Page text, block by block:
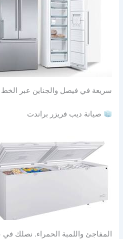
سريعة في فيصل والجناين عبر
صيانة ديب فريزر براندت
المفاجئ واللمبة الحمراء. نصلك في